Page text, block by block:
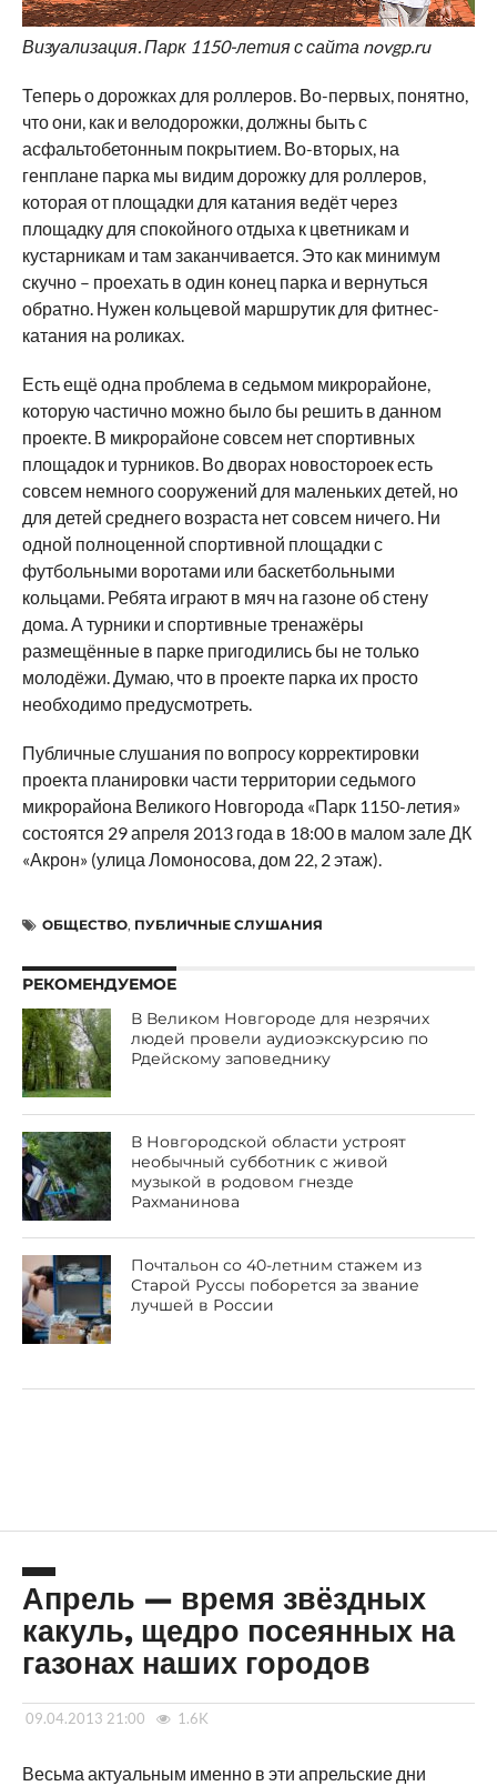
Визуализация. Парк 1150-летия с сайта novgp.ru
Теперь о дорожках для роллеров. Во-первых, понятно,
что они, как и велодорожки, должны быть с
асфальтобетонным покрытием. Во-вторых, на
генплане парка мы видим дорожку для роллеров,
которая от площадки для катания ведёт через
площадку для спокойного отдыха к цветникам и
кустарникам и там заканчивается. Это как минимум
скучно – проехать в один конец парка и вернуться
обратно. Нужен кольцевой маршрутик для фитнес-
катания на роликах.
Есть ещё одна проблема в седьмом микрорайоне,
которую частично можно было бы решить в данном
проекте. В микрорайоне совсем нет спортивных
площадок и турников. Во дворах новостороек есть
совсем немного сооружений для маленьких детей, но
для детей среднего возраста нет совсем ничего. Ни
одной полноценной спортивной площадки с
футбольными воротами или баскетбольными
кольцами. Ребята играют в мяч на газоне об стену
дома. А турники и спортивные тренажёры
размещённые в парке пригодились бы не только
молодёжи. Думаю, что в проекте парка их просто
необходимо предусмотреть.
Публичные слушания по вопросу корректировки
проекта планировки части территории седьмого
микрорайона Великого Новгорода «Парк 1150-летия»
состоятся 29 апреля 2013 года в 18:00 в малом зале ДК
«Акрон» (улица Ломоносова, дом 22, 2 этаж).
ОБЩЕСТВО, ПУБЛИЧНЫЕ СЛУШАНИЯ
РЕКОМЕНДУЕМОЕ
В Великом Новгороде для незрячих
людей провели аудиоэкскурсию по
Рдейскому заповеднику
В Новгородской области устроят
необычный субботник с живой
музыкой в родовом гнезде
Рахманинова
Почтальон со 40-летним стажем из
Старой Руссы поборется за звание
лучшей в России
Апрель — время звёздных
какуль, щедро посеянных на
газонах наших городов
09.04.2013 21:00 1.6K
Весьма актуальным именно в эти апрельские дни